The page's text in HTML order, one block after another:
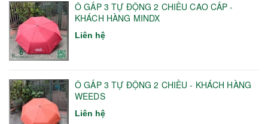
Ô GẤP 3 TỰ ĐỘNG 2 CHIỀU CAO CẤP -
KHÁCH HÀNG MINDX
Liên hệ
Ô GẤP 3 TỰ ĐỘNG 2 CHIỀU - KHÁCH HÀNG
WEEDS
Liên hệ